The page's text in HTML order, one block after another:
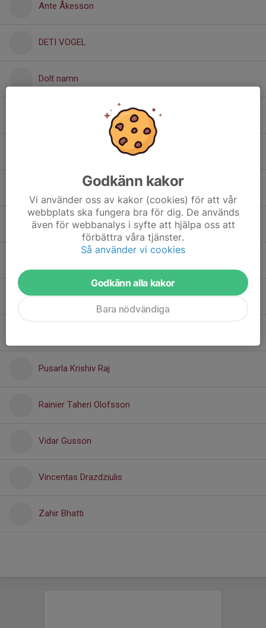
Ante Åkesson
DETI VOGEL
Dolt namn
Jason Fourie
Leonardo Cascella
Milton Ramstedt
Pusarla Krishiv Raj
Rainier Taheri Olofsson
Vidar Gusson
Vincentas Drazdziulis
Zahir Bhatti
Godkänn kakor
Vi använder oss av kakor (cookies) för att vår
webbplats ska fungera bra för dig. De används
även för webbanalys i syfte att hjälpa oss att
förbättra våra tjänster.
Så använder vi cookies
Godkänn alla kakor
Bara nödvändiga